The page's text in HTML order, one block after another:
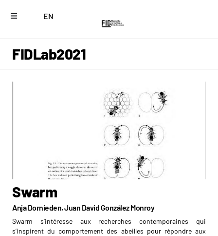
EN
FIDLab2021
Swarm
Anja Dornieden, Juan David González Monroy
Swarm s’intéresse aux recherches contemporaines qui
s’inspirent du comportement des abeilles pour répondre aux